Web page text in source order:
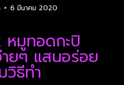
6 มีนาคม 2020
หมูทอดกะปิ
ยๆ แสนอร่อย
วิธีทำ